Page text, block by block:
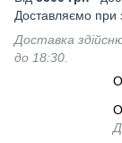
Доставляємо при
Доставка
до 18:30.